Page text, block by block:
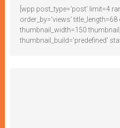
[wpp post_type='post' limit=4
order_by='views' title_length=68
thumbnail_width=150
thumbnail_build='predefined'